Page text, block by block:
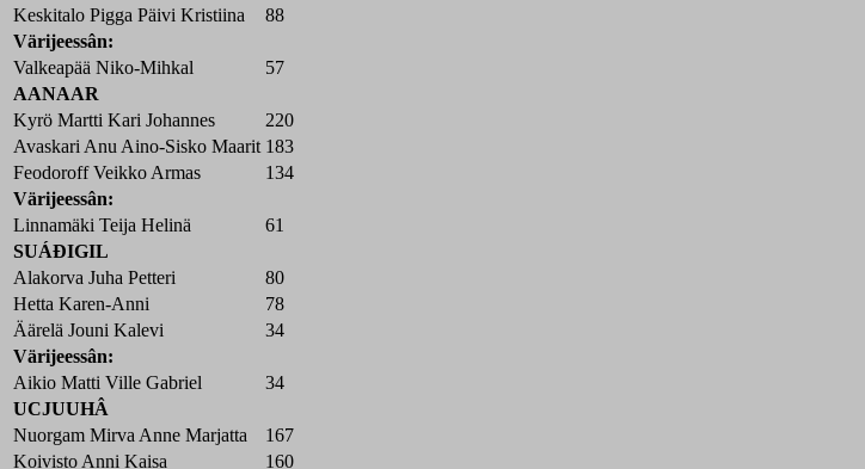
Keskitalo Pigga Päivi Kristiina
88
Värijeessân:
Valkeapää Niko-Mihkal
57
AANAAR
Kyrö Martti Kari Johannes
220
Avaskari Anu Aino-Sisko Maarit 183
Feodoroff Veikko Armas
134
Värijeessân:
Linnamäki Teija Helinä
61
SUÁĐIGIL
Alakorva Juha Petteri
80
Hetta Karen-Anni
78
Äärelä Jouni Kalevi
34
Värijeessân:
Aikio Matti Ville Gabriel
34
UCJUUHÂ
Nuorgam Mirva Anne Marjatta
167
Koivisto Anni Kaisa
160